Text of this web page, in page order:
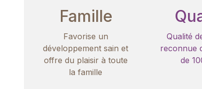
Famille
Favorise un
développement sain et
offre du plaisir à toute
la famille
Qualité
reconnue
de